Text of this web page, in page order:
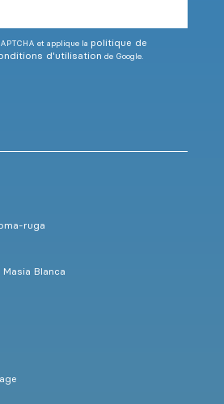
et applique la politique de
d'utilisation de Google.
ruga
Blanca